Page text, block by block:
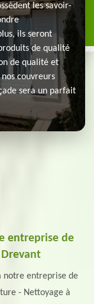
les savoir-
ils seront
de qualité
de qualité et
couvreurs
sera un parfait
entreprise de
notre entreprise de
- Nettoyage à